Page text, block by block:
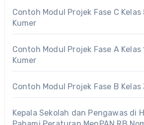
Contoh Modul Projek Fase C
Kumer
Contoh Modul Projek Fase A Kelas
Kumer
Contoh Modul Projek Fase B
Kepala Sekolah dan Pengawas di